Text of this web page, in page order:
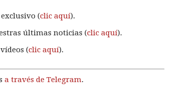
(clic aquí).
últimas noticias (clic aquí).
(clic aquí).
a través de Telegram.